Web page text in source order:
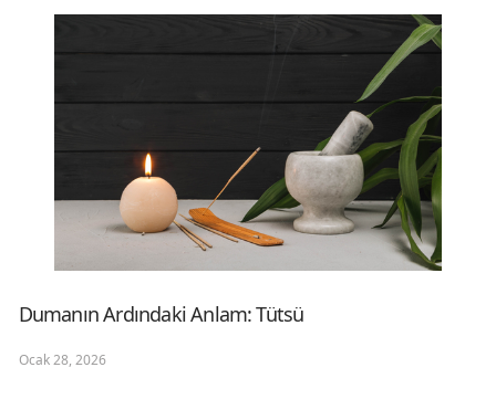
Dumanın Ardındaki Anlam: Tütsü
Ocak 28, 2026